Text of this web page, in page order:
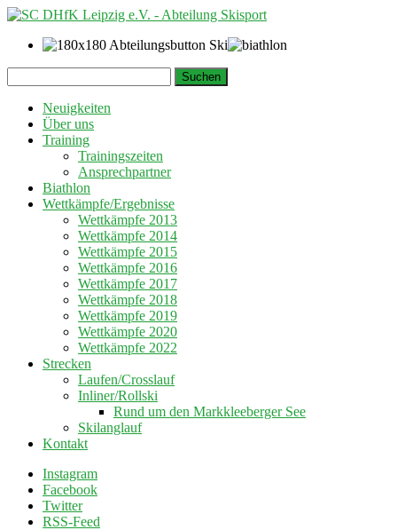
zum
Inhalt
nach:
Neuigkeiten
Über uns
Training
Trainingszeiten
Ansprechpartner
Biathlon
Wettkämpfe/Ergebnisse
Wettkämpfe 2013
Wettkämpfe 2014
Wettkämpfe 2015
Wettkämpfe 2016
Wettkämpfe 2017
Wettkämpfe 2018
Wettkämpfe 2019
Wettkämpfe 2020
Wettkämpfe 2022
Strecken
Laufen/Crosslauf
Inliner/Rollski
Rund um den Markkleeberger See
Skilanglauf
Kontakt
Instagram
Facebook
Twitter
RSS-Feed